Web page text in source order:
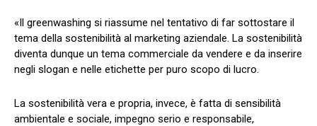
«Il greenwashing si riassume nel tentativo di far sottostare il
tema della sostenibilità al marketing aziendale. La sostenibilità
diventa dunque un tema commerciale da vendere e da inserire
negli slogan e nelle etichette per puro scopo di lucro.
La sostenibilità vera e propria, invece, è fatta di sensibilità
ambientale e sociale, impegno serio e responsabile,